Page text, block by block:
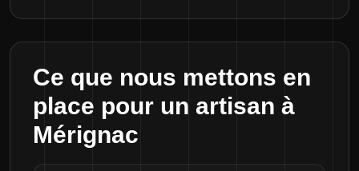
Ce que nous mettons en
place pour un artisan à
Mérignac